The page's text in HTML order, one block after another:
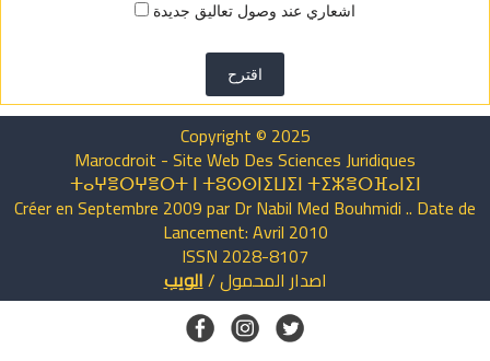
اشعاري عند وصول تعاليق جديدة
اقترح
Copyright © 2025
Marocdroit - Site Web Des Sciences Juridiques
ⵜⴰⵖⴻⵔⵖⴻⵔⵜ ⵏ ⵜⵓⵙⵙⵏⵉⵡⵉⵏ ⵜⵉⵣⴻⵔⴼⴰⵏⵉⵏ
Créer en Septembre 2009 par Dr Nabil Med Bouhmidi .. Date de
Lancement: Avril 2010
ISSN 2028-8107
اصدار المحمول/الويب